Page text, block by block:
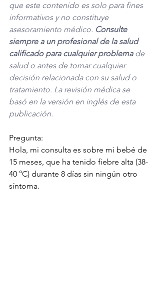
que este contenido es solo para fines
informativos y no constituye
asesoramiento médico. Consulte
siempre a un profesional de la salud
calificado para cualquier problema de
salud o antes de tomar cualquier
decisión relacionada con su salud o
tratamiento. La revisión médica se
basó en la versión en inglés de esta
publicación.
Pregunta:
Hola, mi consulta es sobre mi bebé de
15 meses, que ha tenido fiebre alta (38-
40 °C) durante 8 días sin ningún otro
síntoma.